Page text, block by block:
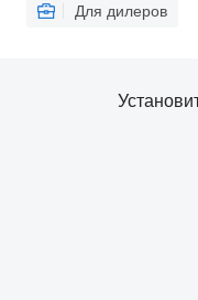
Для дилеров